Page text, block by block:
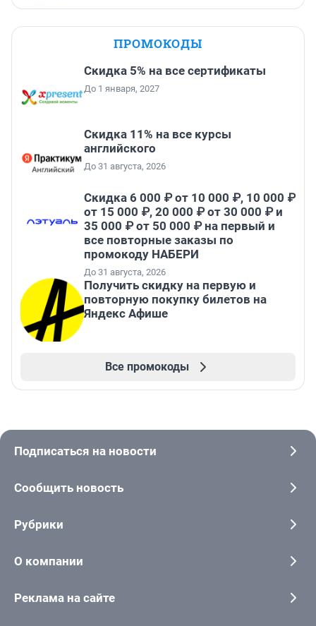
ПРОМОКОДЫ
Скидка 5% на все сертификаты
До 1 января, 2027
Скидка 11% на все курсы
английского
До 31 августа, 2026
Скидка 6 000 ₽ от 10 000 ₽, 10 000 ₽
от 15 000 ₽, 20 000 ₽ от 30 000 ₽ и
35 000 ₽ от 50 000 ₽ на первый и
все повторные заказы по
промокоду НАБЕРИ
До 31 августа, 2026
Получить скидку на первую и
повторную покупку билетов на
Яндекс Афише
Все промокоды
Подписаться на новости
Сообщить новость
Рубрики
О компании
Реклама на сайте